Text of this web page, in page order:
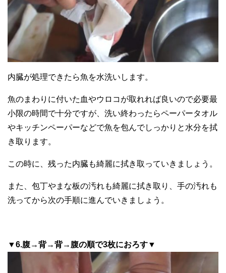
内臓が処理できたら魚を水洗いします。
魚のまわりに付いた血やウロコが取れれば良いので必要最
小限の時間で十分ですが、洗い終わったらペーパータオル
やキッチンペーパーなどで魚を包んでしっかりと水分を拭
き取ります。
この時に、残った内臓も綺麗に拭き取っていきましょう。
また、包丁やまな板の汚れも綺麗に拭き取り、手の汚れも
洗ってから次の手順に進んでいきましょう。
▼6.腹→背→背→腹の順で3枚におろす▼